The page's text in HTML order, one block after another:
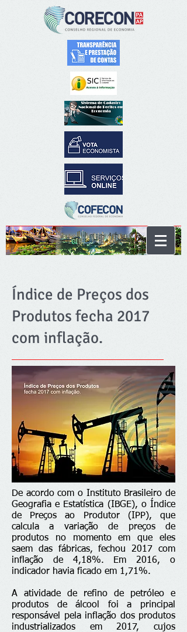
Índice de Preços dos
Produtos fecha 2017
com inflação.
De acordo com o Instituto Brasileiro de
Geografia e Estatística (IBGE), o Índice
de Preços ao Produtor (IPP), que
calcula a variação de preços de
produtos no momento em que eles
saem das fábricas, fechou 2017 com
inflação de 4,18%. Em 2016, o
indicador havia ficado em 1,71%.
A atividade de refino de petróleo e
produtos de álcool foi a principal
responsável pela inflação dos produtos
industrializados em 2017, cujos